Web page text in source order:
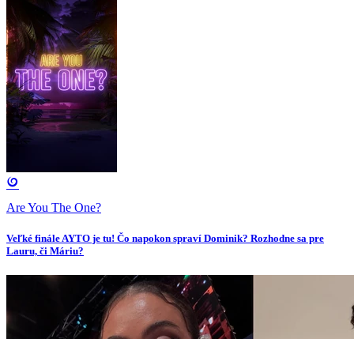
Are You The One?
Veľké finále AYTO je tu! Čo napokon spraví Dominik? Rozhodne sa pre
Lauru, či Máriu?